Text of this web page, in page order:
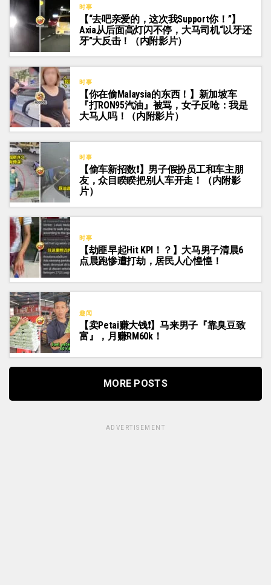
时事
【“去吧亲爱的，这次我Support你！”】
Axia从后面高灯闪不停，大马司机“以牙还
牙”大反击！（内附影片）
时事
【你在偷Malaysia的东西！】新加坡车
『打RON95汽油』被骂，女子反呛：我是
大马人吗！（内附影片）
时事
【偷车新招数❗】男子假扮员工和车主朋
友，众目睽睽把别人车开走！（内附影
片）
时事
【劫匪早起Hit KPI！？】大马男子清晨6
点晨跑惨遭打劫，居民人心惶惶！
趣闻
【卖Petai赚大钱❗】马来男子『靠臭豆致
富』，月赚RM60k！
MORE POSTS
ADVERTISEMENT